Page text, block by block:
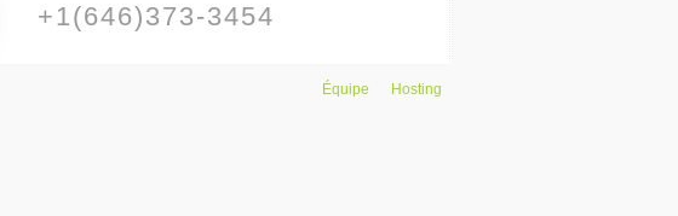
+1(646)373-3454
Hosting
Équipe